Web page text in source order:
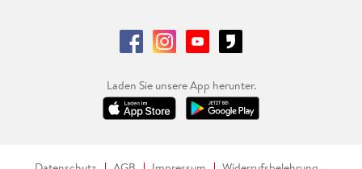
Laden Sie unsere App herunter.